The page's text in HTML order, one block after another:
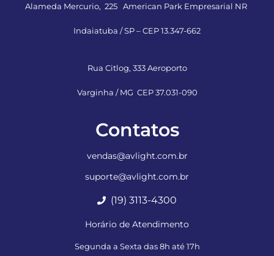
Alameda Mercurio, 225 American Park Empresarial NR
Indaiatuba / SP – CEP 13.347-662
Rua Citlog, 333 Aeroporto
Varginha / MG CEP 37.031-090
Contatos
vendas@avlight.com.br
suporte@avlight.com.br
(19) 3113-4300
Horário de Atendimento
Segunda a Sexta das 8h até 17h